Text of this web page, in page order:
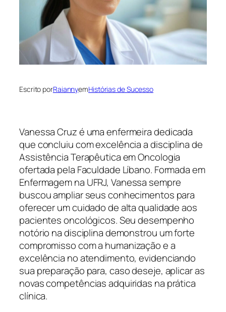
Escrito porRaiannyemHistórias de Sucesso
Vanessa Cruz é uma enfermeira dedicada
que concluiu com excelência a disciplina de
Assistência Terapêutica em Oncologia
ofertada pela Faculdade Líbano. Formada em
Enfermagem na UFRJ, Vanessa sempre
buscou ampliar seus conhecimentos para
oferecer um cuidado de alta qualidade aos
pacientes oncológicos. Seu desempenho
notório na disciplina demonstrou um forte
compromisso com a humanização e a
excelência no atendimento, evidenciando
sua preparação para, caso deseje, aplicar as
novas competências adquiridas na prática
clínica.